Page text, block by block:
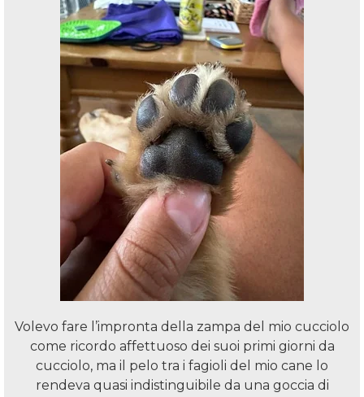
Volevo fare l’impronta della zampa del mio cucciolo
come ricordo affettuoso dei suoi primi giorni da
cucciolo, ma il pelo tra i fagioli del mio cane lo
rendeva quasi indistinguibile da una goccia di